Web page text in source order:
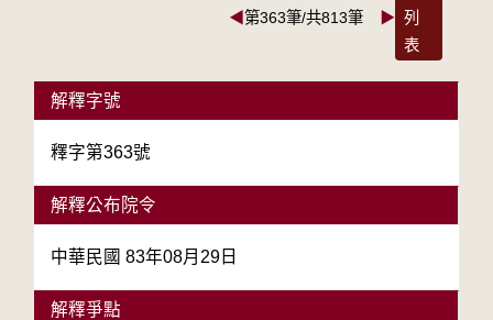
◀第363筆/共813筆 ▶ 列
表
解釋字號
釋字第363號
解釋公布院令
中華民國 83年08月29日
解釋爭點